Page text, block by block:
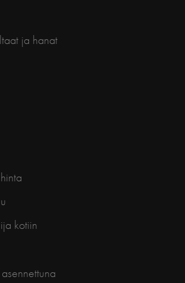
ja hanat
kotiin